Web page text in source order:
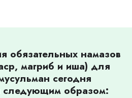
обязательных намазов
магриб и иша) для
сегодня
следующим образом: